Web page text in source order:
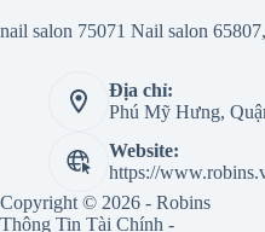
nail salon 75071 Nail salon 65807,
Địa chỉ:
Phú Mỹ Hưng,
Website:
https://
Copyright © 2026 - Robins
Thông Tin Tài Chính -